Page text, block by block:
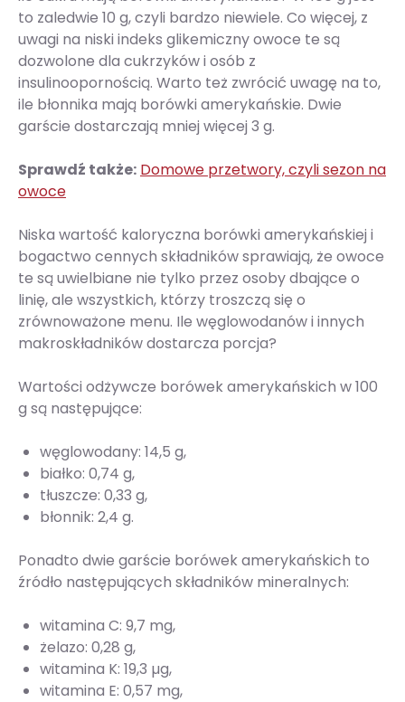
to zaledwie 10 g, czyli bardzo niewiele. Co więcej, z
uwagi na niski indeks glikemiczny owoce te są
dozwolone dla cukrzyków i osób z
insulinoopornością. Warto też zwrócić uwagę na to,
ile błonnika mają borówki amerykańskie. Dwie
garście dostarczają mniej więcej 3 g.
Sprawdź także: Domowe przetwory, czyli sezon na
owoce
Niska wartość kaloryczna borówki amerykańskiej i
bogactwo cennych składników sprawiają, że owoce
te są uwielbiane nie tylko przez osoby dbające o
linię, ale wszystkich, którzy troszczą się o
zrównoważone menu. Ile węglowodanów i innych
makroskładników dostarcza porcja?
Wartości odżywcze borówek amerykańskich w 100
g są następujące:
węglowodany: 14,5 g,
białko: 0,74 g,
tłuszcze: 0,33 g,
błonnik: 2,4 g.
Ponadto dwie garście borówek amerykańskich to
źródło następujących składników mineralnych:
witamina C: 9,7 mg,
żelazo: 0,28 g,
witamina K: 19,3 µg,
witamina E: 0,57 mg,